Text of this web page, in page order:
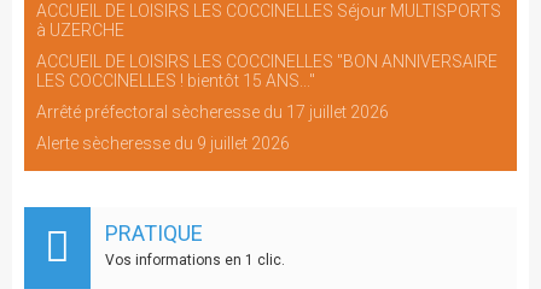
ACCUEIL DE LOISIRS LES COCCINELLES Séjour MULTISPORTS
à UZERCHE
ACCUEIL DE LOISIRS LES COCCINELLES "BON ANNIVERSAIRE
LES COCCINELLES ! bientôt 15 ANS..."
Arrêté préfectoral sècheresse du 17 juillet 2026
Alerte sècheresse du 9 juillet 2026
PRATIQUE
Vos informations en 1 clic.